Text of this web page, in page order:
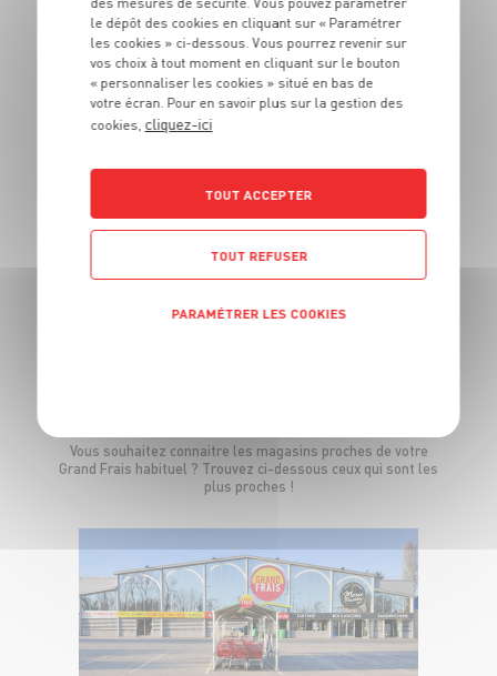
-0,20€ 119
Le paquet de 150g - Soit 7€93 le kg au lieu de 9€27 le kg
TOUTES NOS PROMOTIONS
Vous souhaitez connaitre les magasins proches de votre
Grand Frais habituel ? Trouvez ci-dessous ceux qui sont les
plus proches !
le dépôt des cookies en cliquant sur « Paramétrer
les cookies » ci-dessous. Vous pourrez revenir sur
vos choix à tout moment en cliquant sur le bouton
« personnaliser les cookies » situé en bas de
votre écran. Pour en savoir plus sur la gestion des
cookies, cliquez-ici
TOUT ACCEPTER
TOUT REFUSER
PARAMÉTRER LES COOKIES